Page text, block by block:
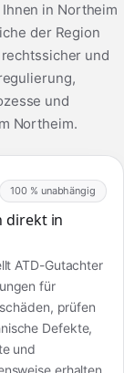
in Northeim
der Region
und
und
Northeim.
100 % unabhängig
direkt in
ATD-Gutachter
für
prüfen
Defekte,
und